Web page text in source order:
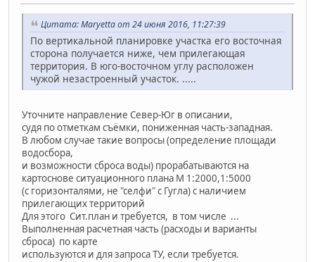
Цитата: Maryetta от 24 июня 2016, 11:27:39
По вертикальной планировке участка его восточная
сторона получается ниже, чем прилегающая
территория. В юго-восточном углу расположен
чужой незастроенный участок. .....
Уточните направление Север-Юг в описании,
судя по отметкам съёмки, пониженная часть-западная.
В любом случае такие вопросы (определение площади
водосбора,
и возможности сброса воды) прорабатываются на
картоснове ситуационного плана М 1:2000,1:5000
(с горизонталями, не "селфи" с Гугла) с наличием
прилегающих территорий
Для этого Сит.план и требуется, в том числе ...
Выполненная расчетная часть (расходы и варианты
сброса) по карте
используются и для запроса ТУ, если требуется.